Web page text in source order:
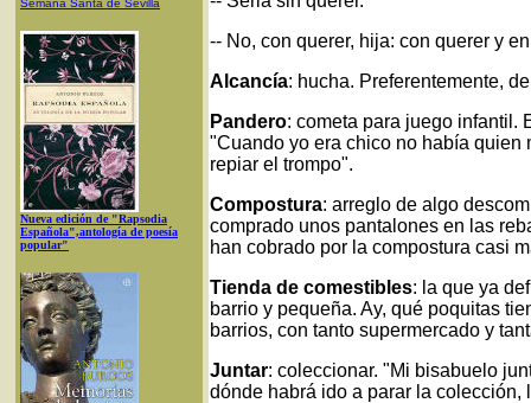
Nueva edición de "Rapsodia
Española",antología de poesía
popular"
-- No, con querer, hija: con querer y
Alcancía: hucha. Preferentemente,
Pandero: cometa para juego infantil.
"Cuando yo era chico no había quien
repiar el trompo".
Compostura: arreglo de algo
comprado unos pantalones en las
han cobrado por la compostura casi
Tienda de comestibles: la que ya
barrio y pequeña. Ay, qué poquitas
barrios, con tanto supermercado y
Juntar: coleccionar. "Mi bisabuelo
dónde habrá ido a parar la